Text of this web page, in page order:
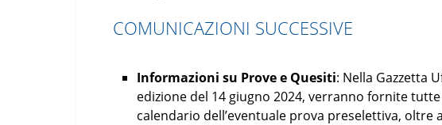
COMUNICAZIONI SUCCESSIVE
Informazioni su Prove e Quesiti: Nella Gazzetta
edizione del 14 giugno 2024, verranno fornite
calendario dell’eventuale prova preselettiva, oltre